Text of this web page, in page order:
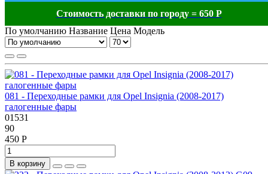
Стоимость доставки по городу = 650 Р
По умолчанию Название Цена Модель
081 - Переходные рамки для Opel Insignia (2008-2017)
галогенные фары
01531
90
450 Р
В корзину